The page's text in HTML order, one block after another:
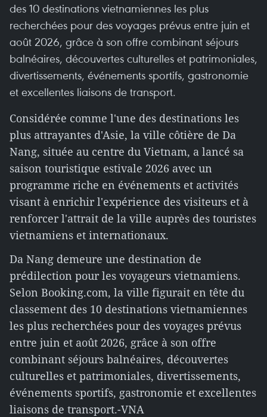
des 10 destinations vietnamiennes les plus
recherchées pour des voyages prévus entre juin et
août 2026, grâce à son offre combinant séjours
balnéaires, découvertes culturelles et patrimoniales,
divertissements, événements sportifs, gastronomie
et excellentes liaisons de transport.
Considérée comme l'une des destinations les
plus attrayantes d'Asie, la ville côtière de Da
Nang, située au centre du Vietnam, a lancé sa
saison touristique estivale 2026 avec un
programme riche en événements et activités
visant à enrichir l'expérience des visiteurs et à
renforcer l'attrait de la ville auprès des touristes
vietnamiens et internationaux.
Da Nang demeure une destination de
prédilection pour les voyageurs vietnamiens.
Selon Booking.com, la ville figurait en tête du
classement des 10 destinations vietnamiennes
les plus recherchées pour des voyages prévus
entre juin et août 2026, grâce à son offre
combinant séjours balnéaires, découvertes
culturelles et patrimoniales, divertissements,
événements sportifs, gastronomie et excellentes
liaisons de transport.-VNA